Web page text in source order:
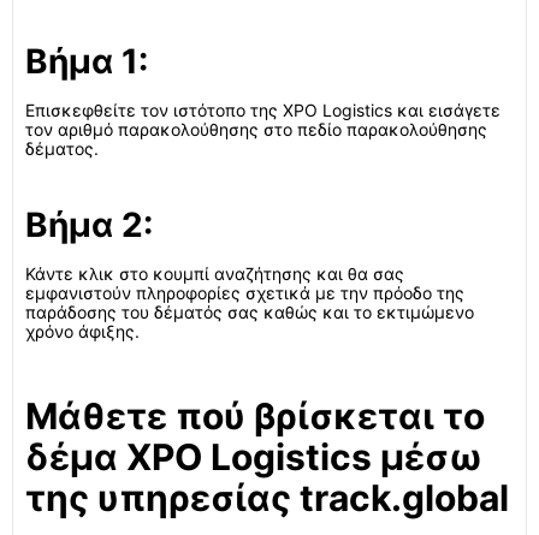
Βήμα 1:
Επισκεφθείτε τον ιστότοπο της XPO Logistics και εισάγετε
τον αριθμό παρακολούθησης στο πεδίο παρακολούθησης
δέματος.
Βήμα 2:
Κάντε κλικ στο κουμπί αναζήτησης και θα σας
εμφανιστούν πληροφορίες σχετικά με την πρόοδο της
παράδοσης του δέματός σας καθώς και το εκτιμώμενο
χρόνο άφιξης.
Μάθετε πού βρίσκεται το
δέμα XPO Logistics μέσω
της υπηρεσίας track.global